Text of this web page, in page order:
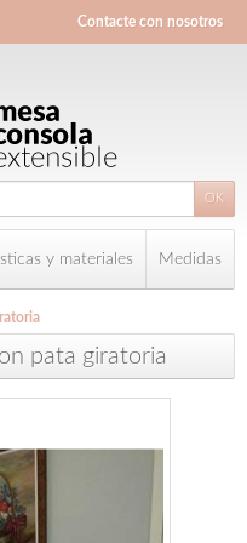
Contacte con nosotros
Medidas
y materiales
pata giratoria